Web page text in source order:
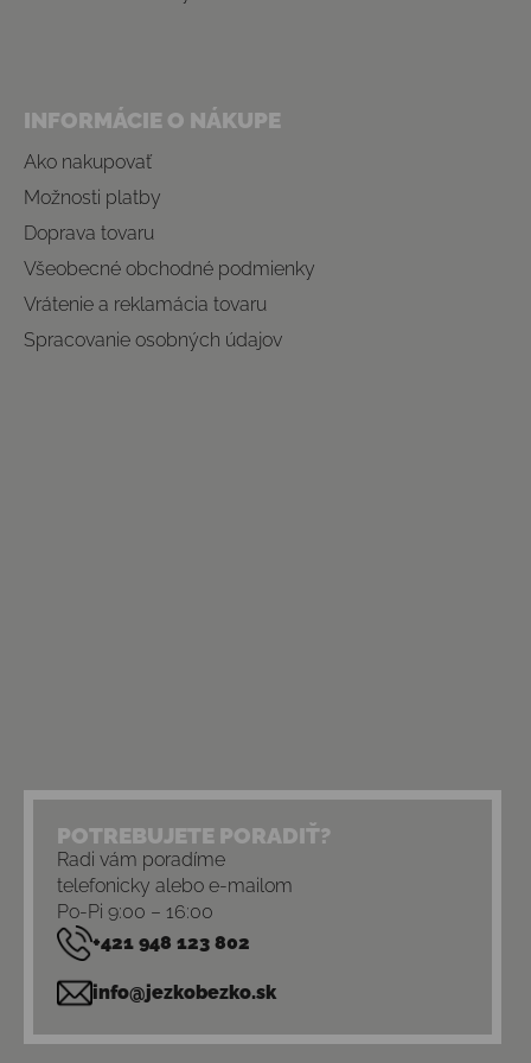
INFORMÁCIE O NÁKUPE
Ako nakupovať
Možnosti platby
Doprava tovaru
Všeobecné obchodné podmienky
Vrátenie a reklamácia tovaru
Spracovanie osobných údajov
POTREBUJETE PORADIŤ?
Radi vám poradíme
telefonicky alebo e-mailom
Po-Pi 9:00 – 16:00
+421 948 123 802
info@jezkobezko.sk